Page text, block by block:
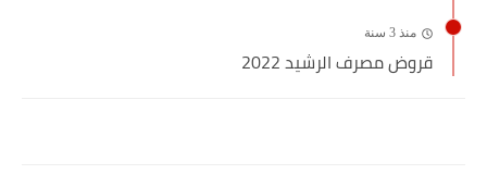
منذ 3 سنة
قروض مصرف الرشيد 2022